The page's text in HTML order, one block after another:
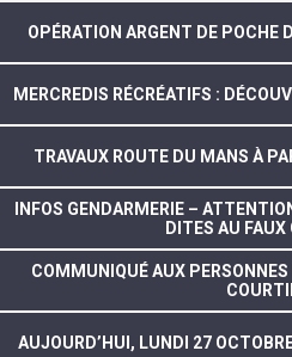
OPÉRATION ARGENT DE POCHE
MERCREDIS RÉCRÉATIFS :
TRAVAUX ROUTE DU MANS À
INFOS GENDARMERIE –
DITES AU FAUX
COMMUNIQUÉ AUX
AUJOURD’HUI, LUNDI 27